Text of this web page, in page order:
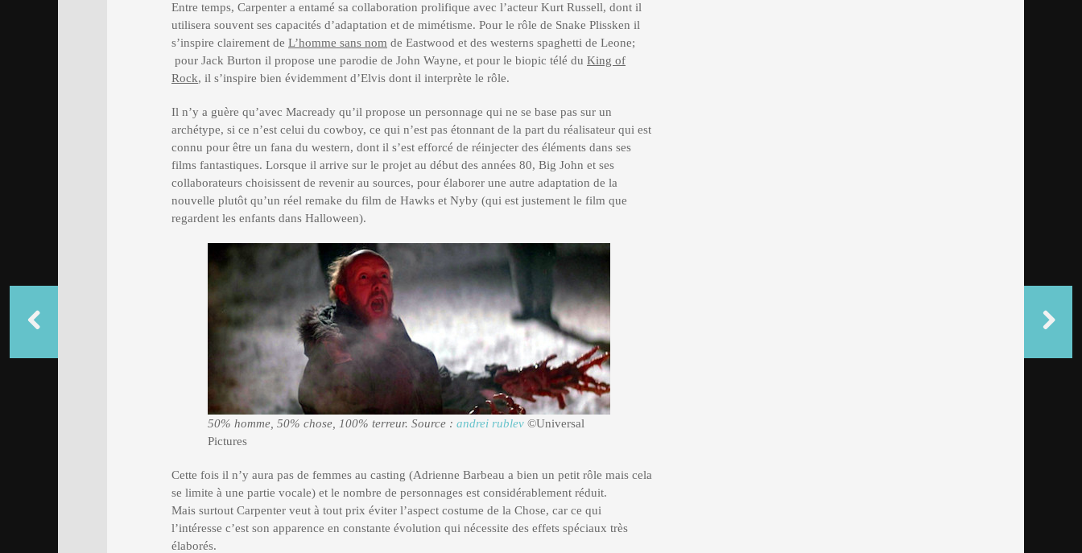
Entre temps, Carpenter a entamé sa collaboration prolifique avec l’acteur Kurt Russell, dont il
utilisera souvent ses capacités d’adaptation et de mimétisme. Pour le rôle de Snake Plissken il
s’inspire clairement de L’homme sans nom de Eastwood et des westerns spaghetti de Leone;
pour Jack Burton il propose une parodie de John Wayne, et pour le biopic télé du King of
Rock, il s’inspire bien évidemment d’Elvis dont il interprète le rôle.
Il n’y a guère qu’avec Macready qu’il propose un personnage qui ne se base pas sur un
archétype, si ce n’est celui du cowboy, ce qui n’est pas étonnant de la part du réalisateur qui est
connu pour être un fana du western, dont il s’est efforcé de réinjecter des éléments dans ses
films fantastiques. Lorsque il arrive sur le projet au début des années 80, Big John et ses
collaborateurs choisissent de revenir au sources, pour élaborer une autre adaptation de la
nouvelle plutôt qu’un réel remake du film de Hawks et Nyby (qui est justement le film que
regardent les enfants dans Halloween).
50% homme, 50% chose, 100% terreur. Source : andrei rublev©Universal
Pictures
Cette fois il n’y aura pas de femmes au casting (Adrienne Barbeau a bien un petit rôle mais cela
se limite à une partie vocale) et le nombre de personnages est considérablement réduit.
Mais surtout Carpenter veut à tout prix éviter l’aspect costume de la Chose, car ce qui
l’intéresse c’est son apparence en constante évolution qui nécessite des effets spéciaux très
élaborés.